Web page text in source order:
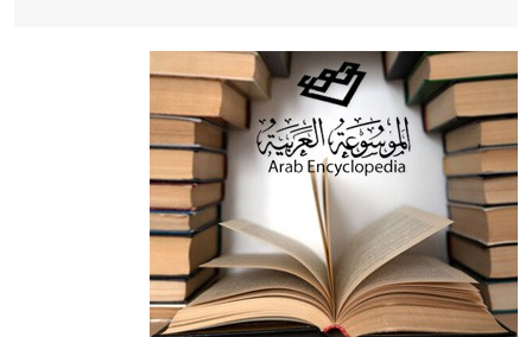
- هل تعلم أن أبقراط كتب في الطب أربعة مؤلفات هي:
الحكم، الأدلة، تنظيم التغذية، ورسالته في جروح الرأس. ويعود
له الفضل بأنه حرر الطب من الدين والفلسفة.
- هل تعلم أن المرجان إفراز حيواني يتكون في البحر ويتركب
من مادة كربونات الكلسيوم، وهو أحمر أو شديد الحمرة وهو
أجود أنواعه، ويمتاز بكبر الحجم ويسمى الش